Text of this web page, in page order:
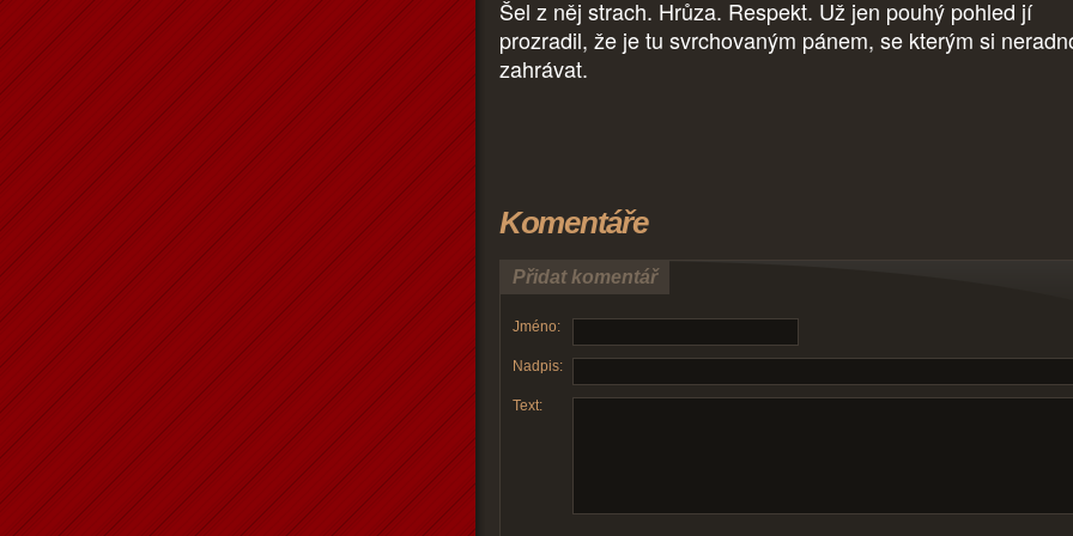
Šel z něj strach. Hrůza. Respekt. Už jen pouhý pohled jí
prozradil, že je tu svrchovaným pánem, se kterým si
zahrávat.
Komentáře
Přidat komentář
Jméno:
Nadpis:
Text: